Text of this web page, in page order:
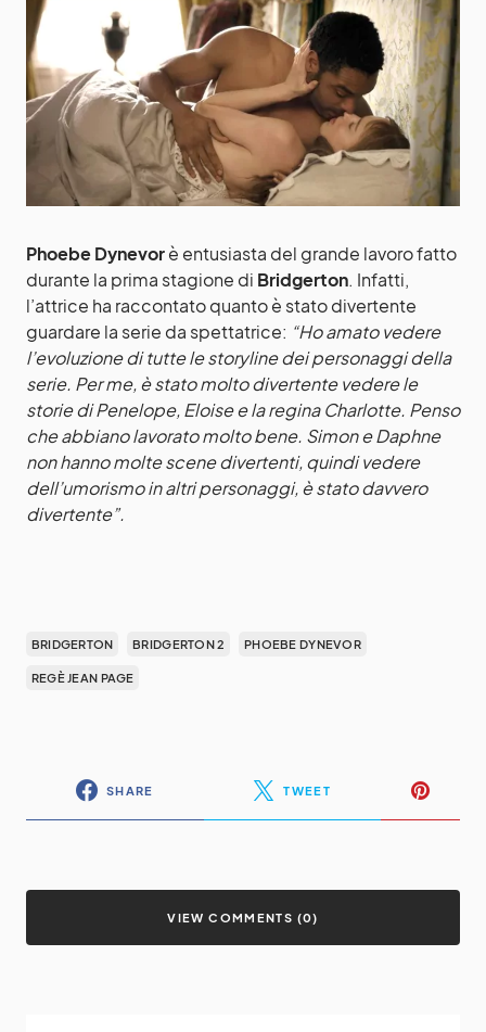
Phoebe Dynevorè entusiasta del grande lavoro fatto
durante la prima stagione di Bridgerton. Infatti,
l’attrice ha raccontato quanto è stato divertente
guardare la serie da spettatrice: “Ho amato vedere
l’evoluzione di tutte le storyline dei personaggi della
serie. Per me, è stato molto divertente vedere le
storie di Penelope, Eloise e la regina Charlotte. Penso
che abbiano lavorato molto bene. Simon e Daphne
non hanno molte scene divertenti, quindi vedere
dell’umorismo in altri personaggi, è stato davvero
divertente”.
BRIDGERTON BRIDGERTON 2 PHOEBE DYNEVOR
REGÈ JEAN PAGE
SHARE TWEET
VIEW COMMENTS (0)